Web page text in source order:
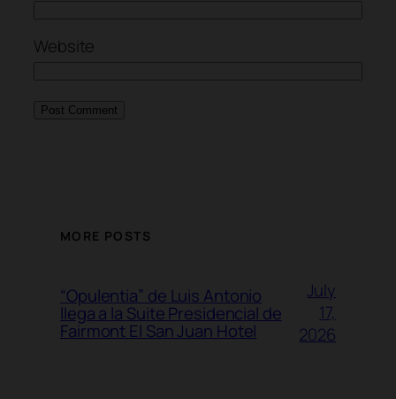
Website
MORE POSTS
“Opulentia” de Luis Antonio
llega a la Suite Presidencial de
Fairmont El San Juan Hotel
July
17,
2026